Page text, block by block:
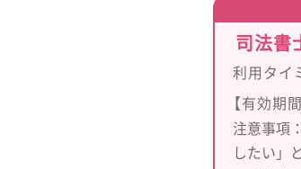
司法書
利用タイ
【有効期
注意事項
したい」